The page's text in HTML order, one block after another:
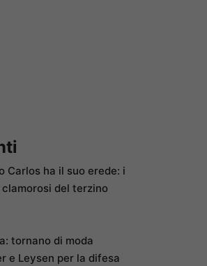
Carlos ha il suo erede: i
clamorosi del terzino
tornano di moda
e Leysen per la difesa